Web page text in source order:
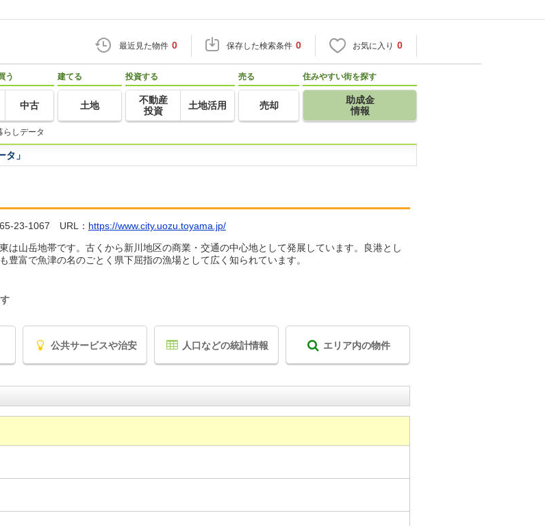
最近見た物件 0 保存した検索条件 0 お気に入り 0
う
中古
建てる
土地
投資する
不動産
投資
土地活用
売る
売却
住みやすい街を探す
助成金
情報
らしデータ
」
23-1067 URL： https://www.city.uozu.toyama.jp/
は山岳地帯です。古くから新川地区の商業・交通の中心地として発展しています。良港とし
富で魚津の名のごとく県下屈指の漁場として広く知られています。
公共サービスや治安 人口などの統計情報 エリア内の物件